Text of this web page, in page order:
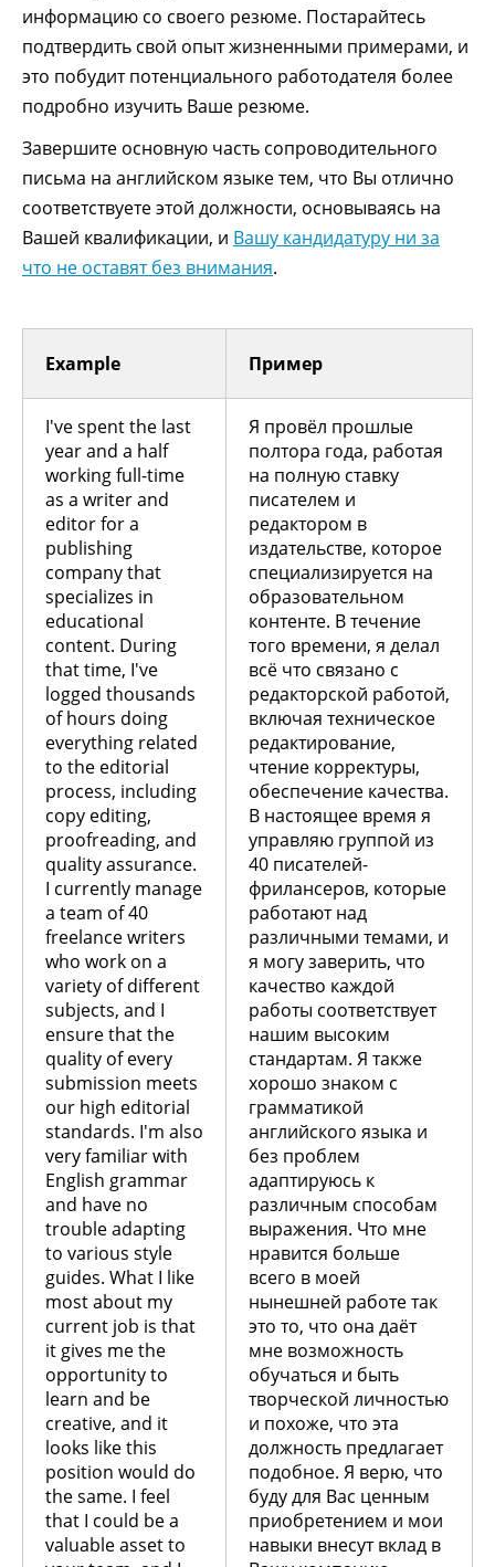
информацию со своего резюме. Постарайтесь
подтвердить свой опыт жизненными примерами, и
это побудит потенциального работодателя более
подробно изучить Ваше резюме.
Завершите основную часть сопроводительного
письма на английском языке тем, что Вы отлично
соответствуете этой должности, основываясь на
Вашей квалификации, и Вашу кандидатуру ни за
что не оставят без внимания.
Example Пример
I've spent the last
year and a half
working full-time
as a writer and
editor for a
publishing
company that
specializes in
educational
content. During
that time, I've
logged thousands
of hours doing
everything related
to the editorial
process, including
copy editing,
proofreading, and
quality assurance.
I currently manage
a team of 40
freelance writers
who work on a
variety of different
subjects, and I
ensure that the
quality of every
submission meets
our high editorial
standards. I'm also
very familiar with
English grammar
and have no
trouble adapting
to various style
guides. What I like
most about my
current job is that
it gives me the
opportunity to
learn and be
creative, and it
looks like this
position would do
the same. I feel
that I could be a
valuable asset to
Я провёл прошлые
полтора года, работая
на полную ставку
писателем и
редактором в
издательстве, которое
специализируется на
образовательном
контенте. В течение
того времени, я делал
всё что связано с
редакторской работой,
включая техническое
редактирование,
чтение корректуры,
обеспечение качества.
В настоящее время я
управляю группой из
40 писателей-
фрилансеров, которые
работают над
различными темами, и
я могу заверить, что
качество каждой
работы соответствует
нашим высоким
стандартам. Я также
хорошо знаком с
грамматикой
английского языка и
без проблем
адаптируюсь к
различным способам
выражения. Что мне
нравится больше
всего в моей
нынешней работе так
это то, что она даёт
мне возможность
обучаться и быть
творческой личностью
и похоже, что эта
должность предлагает
подобное. Я верю, что
буду для Вас ценным
приобретением и мои
навыки внесут вклад в